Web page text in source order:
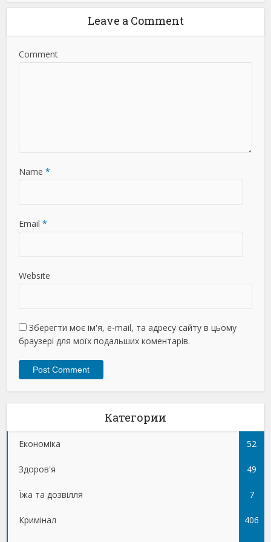
Leave a Comment
Comment
Name *
Email *
Website
Зберегти моє ім'я, e-mail, та адресу сайту в цьому
браузері для моїх подальших коментарів.
Категории
Економіка 52
Здоров'я 49
Їжа та дозвілля 7
Кримінал 406